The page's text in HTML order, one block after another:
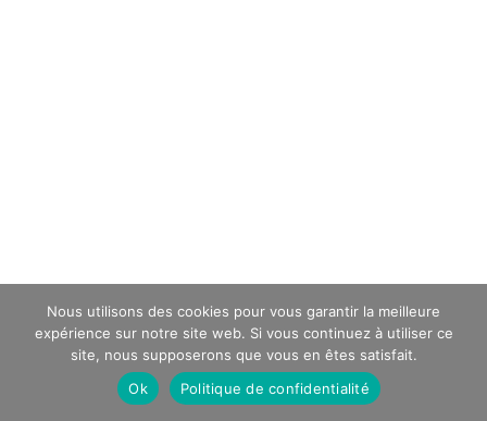
Nous utilisons des cookies pour vous garantir la meilleure
expérience sur notre site web. Si vous continuez à utiliser ce
site, nous supposerons que vous en êtes satisfait.
Ok
Politique de confidentialité